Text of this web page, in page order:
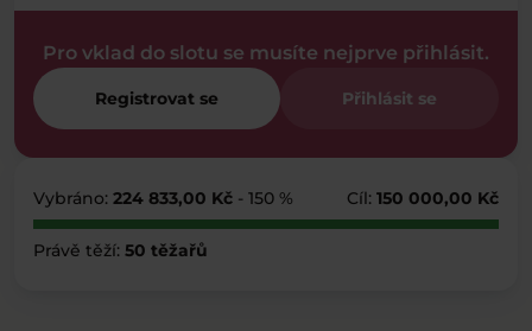
Pro vklad do slotu se musíte nejprve přihlásit.
Registrovat se Přihlásit se
Vybráno: 224 833,00 Kč - 150 % Cíl: 150 000,00 Kč
Právě těží: 50 těžařů